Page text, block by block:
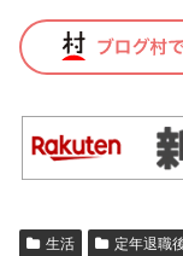
生活 定年退職